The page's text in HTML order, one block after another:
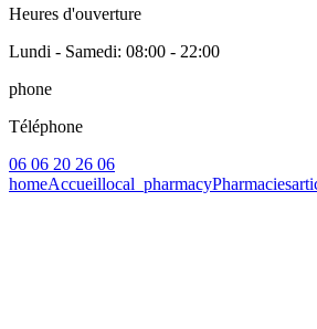
Heures d'ouverture
Lundi - Samedi: 08:00 - 22:00
phone
Téléphone
06 06 20 26 06
homeAccueillocal_pharmacyPharmacies